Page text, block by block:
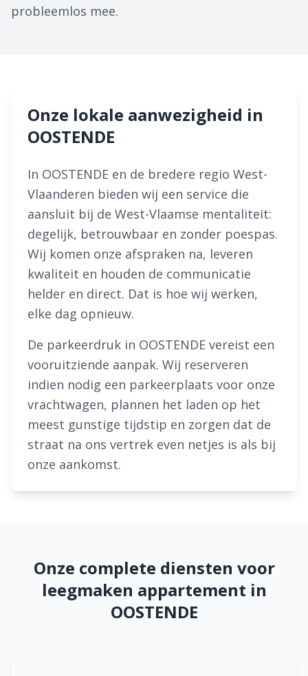
probleemlos mee.
Onze lokale aanwezigheid in
OOSTENDE
In OOSTENDE en de bredere regio West-
Vlaanderen bieden wij een service die
aansluit bij de West-Vlaamse mentaliteit:
degelijk, betrouwbaar en zonder poespas.
Wij komen onze afspraken na, leveren
kwaliteit en houden de communicatie
helder en direct. Dat is hoe wij werken,
elke dag opnieuw.
De parkeerdruk in OOSTENDE vereist een
vooruitziende aanpak. Wij reserveren
indien nodig een parkeerplaats voor onze
vrachtwagen, plannen het laden op het
meest gunstige tijdstip en zorgen dat de
straat na ons vertrek even netjes is als bij
onze aankomst.
Onze complete diensten voor
leegmaken appartement in
OOSTENDE